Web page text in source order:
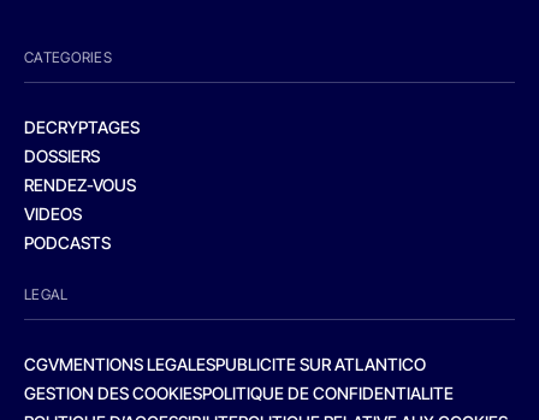
CATEGORIES
DECRYPTAGES
DOSSIERS
RENDEZ-VOUS
VIDEOS
PODCASTS
LEGAL
CGVMENTIONS LEGALESPUBLICITE SUR ATLANTICO
GESTION DES COOKIESPOLITIQUE DE CONFIDENTIALITE